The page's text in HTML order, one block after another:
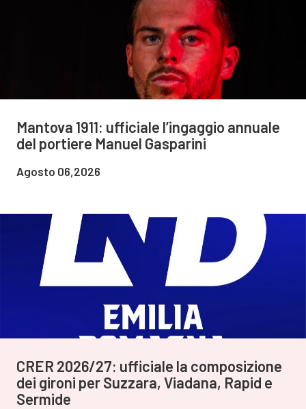
Mantova 1911: ufficiale l’ingaggio annuale
del portiere Manuel Gasparini
Agosto 06,2026
CRER 2026/27: ufficiale la composizione
dei gironi per Suzzara, Viadana, Rapid e
Sermide